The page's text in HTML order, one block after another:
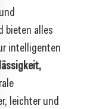
bieten alles
intelligenten
leichter und